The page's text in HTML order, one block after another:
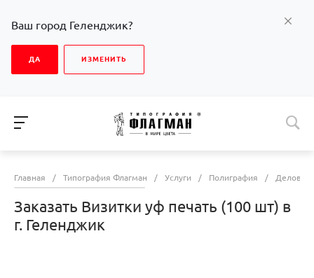
Ваш город Геленджик?
ДА ИЗМЕНИТЬ
Главная / Типография Флагман / Услуги / Полиграфия / Деловая
Заказать Визитки уф печать (100 шт) в
г. Геленджик